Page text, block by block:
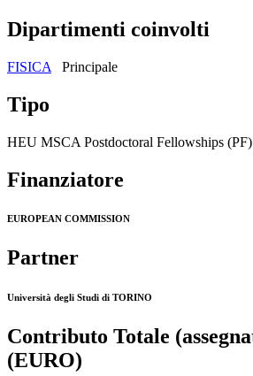
Dipartimenti coinvolti
FISICA Principale
Tipo
HEU MSCA Postdoctoral Fellowships
Finanziatore
EUROPEAN COMMISSION
Partner
Università degli Studi di TORINO
Contributo Totale
(EURO)